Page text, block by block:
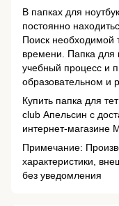
В папках для
постоянно
Поиск необходимой
времени. Папка для
учебный процесс и
образовательном и
Купить папка для
club Апельсин с
интернет-магазине
Примечание:
характеристики,
без уведомления